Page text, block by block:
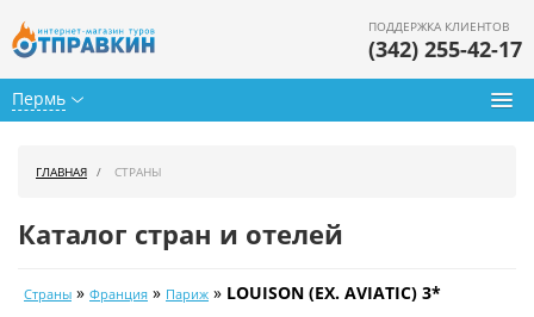
Пермь
ПОДДЕРЖКА КЛИЕНТОВ
(342) 255-42-17
Календарь туров
ГЛАВНАЯ СТРАНЫ
Каталог стран и отелей
Страны » Франция » Париж » LOUISON (EX. AVIATIC) 3*